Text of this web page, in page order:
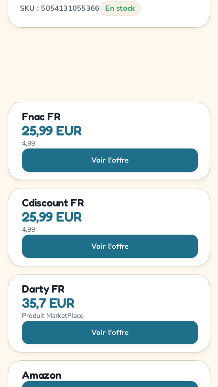
SKU : 5054131055366 En stock
Fnac FR
25,99 EUR
4,99
Voir l'offre
Cdiscount FR
25,99 EUR
4,99
Voir l'offre
Darty FR
35,7 EUR
Produit MarketPlace
Voir l'offre
Amazon